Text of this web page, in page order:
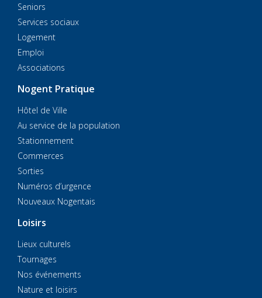
Seniors
Services sociaux
Logement
Emploi
Associations
Nogent Pratique
Hôtel de Ville
Au service de la population
Stationnement
Commerces
Sorties
Numéros d’urgence
Nouveaux Nogentais
Loisirs
Lieux culturels
Tournages
Nos événements
Nature et loisirs